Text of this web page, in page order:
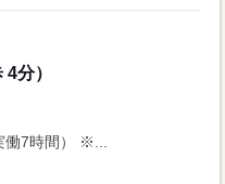
分）
7時間） ※...